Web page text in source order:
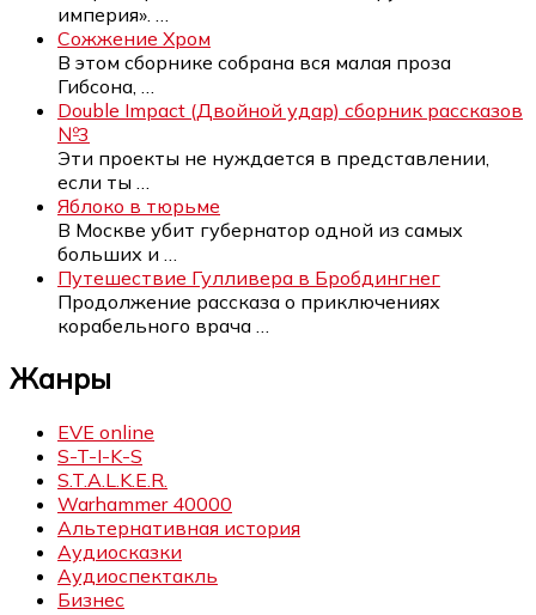
империя».
Сожжение Хром
В этом сборнике собрана вся малая проза
Гибсона,
Double Impact (Двойной удар) сборник рассказов
№3
Эти проекты не нуждается в представлении,
если ты
Яблоко в тюрьме
В Москве убит губернатор одной из самых
больших и
Путешествие Гулливера в Бробдингнег
Продолжение рассказа о приключениях
корабельного врача
Жанры
EVE online
S-T-I-K-S
S.T.A.L.K.E.R.
Warhammer 40000
Альтернативная история
Аудиосказки
Аудиоспектакль
Бизнес